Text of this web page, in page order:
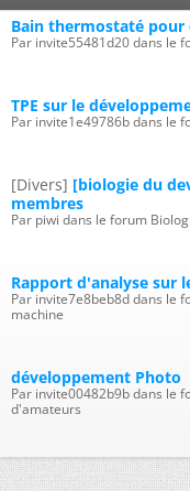
Bain thermostaté
Par invite55481d20 dans le
TPE sur le
Par invite1e49786b dans le
[Divers] [biologie du
membres
Par piwi dans le forum
Rapport d'analyse sur
Par invite7e8beb8d dans le
machine
développement Photo
Par invite00482b9b dans le
d'amateurs